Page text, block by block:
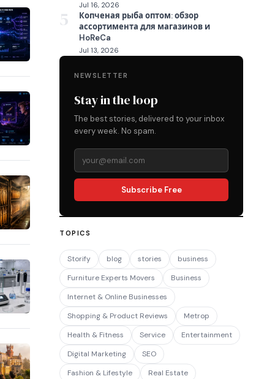
Jul 16, 2026
5
Копченая рыба оптом: обзор
ассортимента для магазинов и
HoReCa
Jul 13, 2026
NEWSLETTER
Stay in the loop
The best stories, delivered to your inbox
every week. No spam.
Subscribe Free
TOPICS
Storify blog stories
business
Furniture Experts Movers
Business
Internet & Online Businesses
Shopping & Product Reviews
Metrop
Health & Fitness
Service
Entertainment
Digital Marketing
SEO
Fashion & Lifestyle
Real Estate